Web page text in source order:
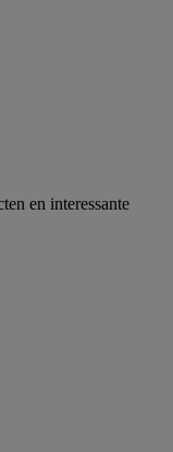
en interessante